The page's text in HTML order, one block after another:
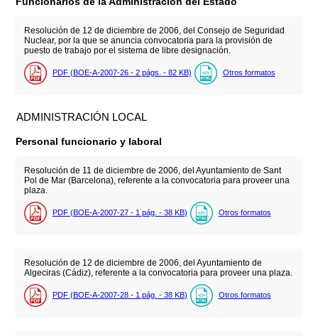
Resolución de 12 de diciembre de 2006, del Consejo de Seguridad
Nuclear, por la que se anuncia convocatoria para la provisión de
puesto de trabajo por el sistema de libre designación.
PDF (BOE-A-2007-26 - 2 págs. - 82 KB) Otros formatos
ADMINISTRACIÓN LOCAL
Personal funcionario y laboral
Resolución de 11 de diciembre de 2006, del Ayuntamiento de Sant
Pol de Mar (Barcelona), referente a la convocatoria para proveer una
plaza.
PDF (BOE-A-2007-27 - 1 pág. - 38 KB) Otros formatos
Resolución de 12 de diciembre de 2006, del Ayuntamiento de
Algeciras (Cádiz), referente a la convocatoria para proveer una plaza.
PDF (BOE-A-2007-28 - 1 pág. - 38 KB) Otros formatos